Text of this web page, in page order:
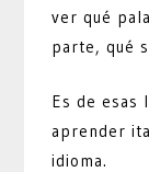
ver qué
parte, qué
Es de esas
aprender
idioma.